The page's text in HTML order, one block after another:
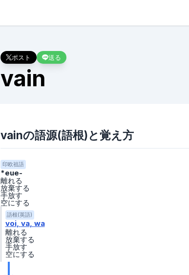
ポスト 送る
vain
vainの語源(語根)と覚え方
印欧祖語
*eue-
離れる
放棄する
手放す
空にする
語根(英語)
voi va wa
離れる
放棄する
手放す
空にする